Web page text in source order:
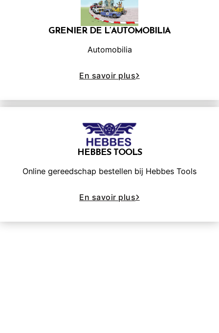
GRENIER DE L’AUTOMOBILIA
Automobilia
En savoir plus
HEBBES TOOLS
Online gereedschap bestellen bij Hebbes Tools
En savoir plus